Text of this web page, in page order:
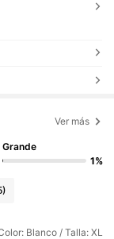
Ver más
Grande
1%
Blanco / Talla: XL